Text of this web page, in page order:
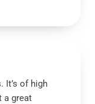
It’s of high
a great